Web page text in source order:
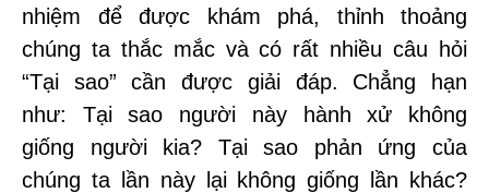
nhiệm để được khám phá, thỉnh thoảng
chúng ta thắc mắc và có rất nhiều câu hỏi
“Tại sao” cần được giải đáp. Chẳng hạn
như: Tại sao người này hành xử không
giống người kia? Tại sao phản ứng của
chúng ta lần này lại không giống lần khác?